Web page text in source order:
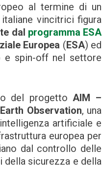
al termine di un
vincitrici figura
dal programma ESA
Europea (ESA) ed
e spin-off nel settore
del progetto AIM –
Observation, una
artificiale e
europea per
dal controllo delle
sicurezza e della